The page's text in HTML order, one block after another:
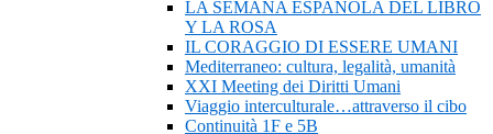
LA SEMANA ESPANOLA DEL LIBRO
Y LA ROSA
IL CORAGGIO DI ESSERE UMANI
Mediterraneo: cultura, legalità, umanità
XXI Meeting dei Diritti Umani
Viaggio interculturale…attraverso il cibo
Continuità 1F e 5B